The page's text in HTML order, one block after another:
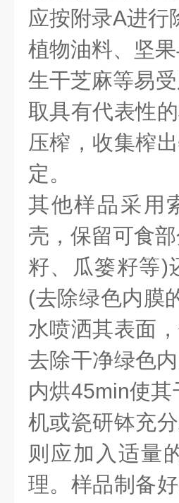
应按附录A进行
植物油料、坚
生干芝麻等易
取具有代表性
压榨，收集榨
定。
其他样品采用
壳，保留可食
籽、瓜篓籽等)
(去除绿色内膜
水喷洒其表面
去除干净绿色
内烘45min使
机或瓷研钵充
则应加入适量
理。样品制备